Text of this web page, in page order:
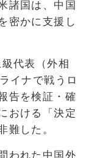
諸国は、中国
密かに支援し
代表（外相
イナで戦うロ
告を検証・確
おける「決定
難した。
われた中国外